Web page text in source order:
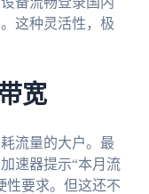
这种灵活性，极
宽
流量的大户。最
速器提示“本月流
性要求。但这还不